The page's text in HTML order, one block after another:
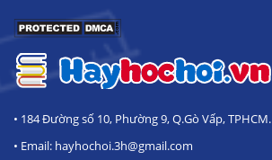
• 184 Đường số 10, Phường 9, Q.Gò Vấp, TPHCM.
• Email: hayhochoi.3h@gmail.com